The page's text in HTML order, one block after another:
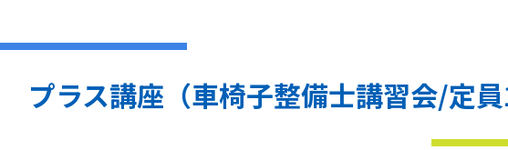
プラス講座（車椅子整備士講習会/定員